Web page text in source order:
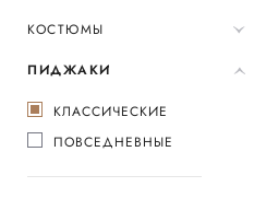
КОСТЮМЫ
ПИДЖАКИ
КЛАССИЧЕСКИЕ
ПОВСЕДНЕВНЫЕ